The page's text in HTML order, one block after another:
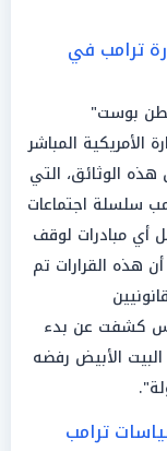
ترامب في
بوست"
الأمريكية المباشر
الوثائق، التي
سلسلة اجتماعات
أي مبادرات لوقف
هذه القرارات تم
كشفت عن بدء
الأبيض رفضه
ترامب